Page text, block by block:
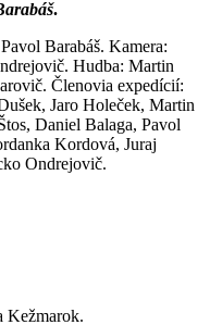
.
Barabáš. Kamera:
Hudba: Martin
Členovia expedícií:
Jaro Holeček, Martin
Daniel Balaga, Pavol
Kordová, Juraj
Ondrejovič.
Kežmarok.